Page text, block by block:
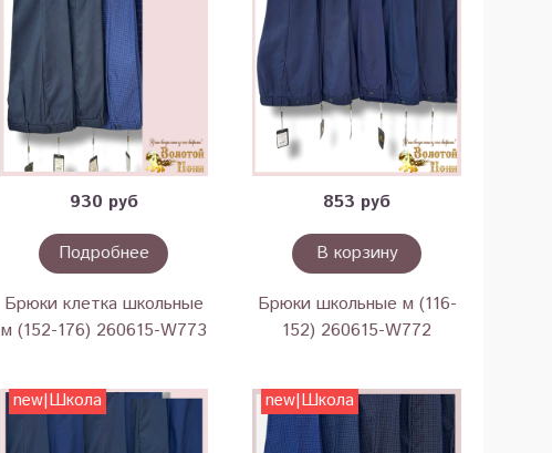
930 руб
Подробнее
Брюки клетка школьные
м (152-176) 260615-W773
853 руб
В корзину
Брюки школьные м (116-
152) 260615-W772
new|Школа new|Школа